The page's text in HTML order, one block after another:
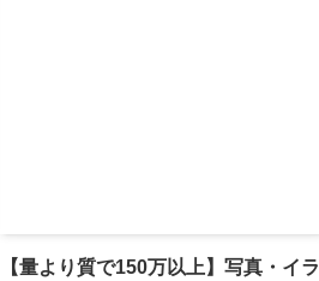
【量より質で150万以上】写真・イラ